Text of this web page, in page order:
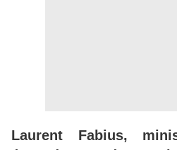
Laurent Fabius,